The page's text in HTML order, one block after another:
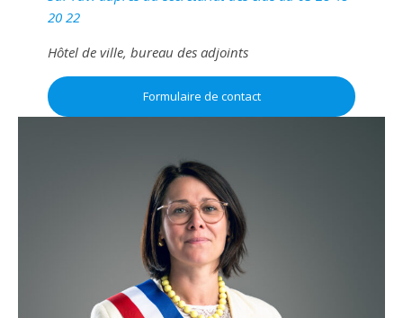
20 22
Hôtel de ville, bureau des adjoints
Formulaire de contact